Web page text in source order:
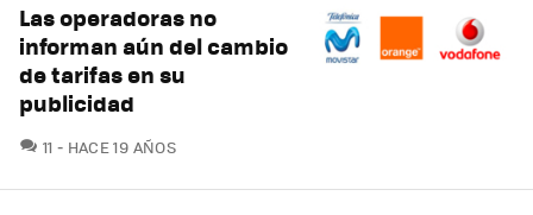
Las operadoras no
informan aún del cambio
de tarifas en su
publicidad
11 COMENTARIOS
HACE 19 AÑOS